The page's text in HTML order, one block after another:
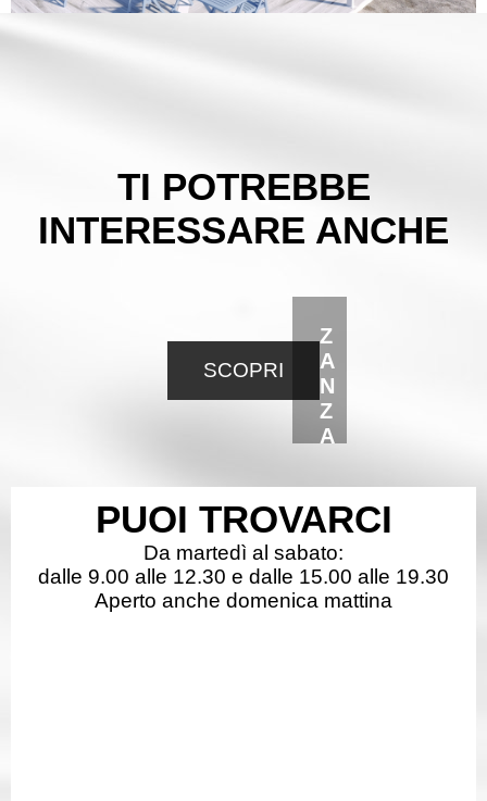
TI POTREBBE
INTERESSARE ANCHE
Z
A
N
Z
A
I
E
R
E
SCOPRI
PUOI TROVARCI
Da martedì al sabato:
dalle 9.00 alle 12.30 e dalle 15.00 alle 19.30
Aperto anche domenica mattina